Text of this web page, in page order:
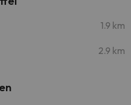
1.9 km
2.9 km